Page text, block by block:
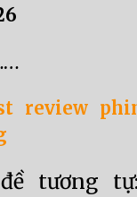
review
tương